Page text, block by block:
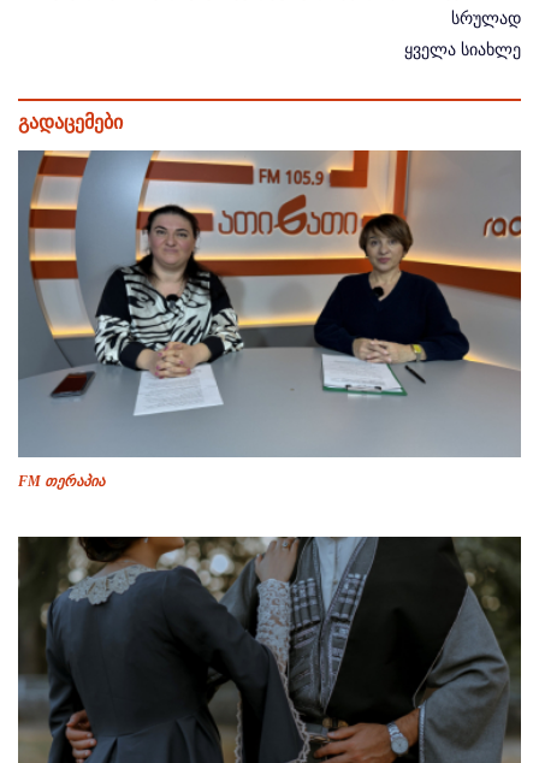
სრულად
ყველა სიახლე
გადაცემები
FM თერაპია